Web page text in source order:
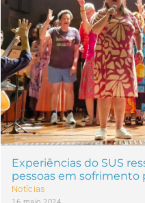
Experiências do SUS
pessoas em sofrimento
Notícias